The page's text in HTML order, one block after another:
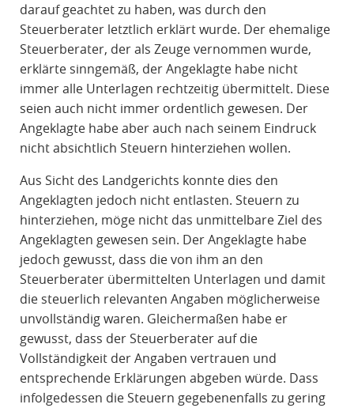
darauf geachtet zu haben, was durch den
Steuerberater letztlich erklärt wurde. Der ehemalige
Steuerberater, der als Zeuge vernommen wurde,
erklärte sinngemäß, der Angeklagte habe nicht
immer alle Unterlagen rechtzeitig übermittelt. Diese
seien auch nicht immer ordentlich gewesen. Der
Angeklagte habe aber auch nach seinem Eindruck
nicht absichtlich Steuern hinterziehen wollen.
Aus Sicht des Landgerichts konnte dies den
Angeklagten jedoch nicht entlasten. Steuern zu
hinterziehen, möge nicht das unmittelbare Ziel des
Angeklagten gewesen sein. Der Angeklagte habe
jedoch gewusst, dass die von ihm an den
Steuerberater übermittelten Unterlagen und damit
die steuerlich relevanten Angaben möglicherweise
unvollständig waren. Gleichermaßen habe er
gewusst, dass der Steuerberater auf die
Vollständigkeit der Angaben vertrauen und
entsprechende Erklärungen abgeben würde. Dass
infolgedessen die Steuern gegebenenfalls zu gering